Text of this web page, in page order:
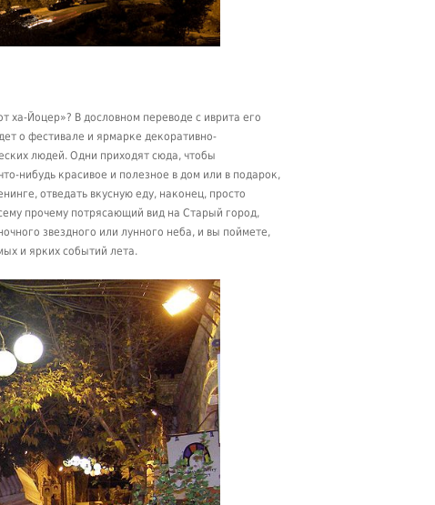
ха-Йоцер»? В дословном переводе с иврита его
о фестивале и ярмарке декоративно-
людей. Одни приходят сюда, чтобы
нибудь красивое и полезное в дом или в подарок,
отведать вкусную еду, наконец, просто
прочему потрясающий вид на Старый город,
звездного или лунного неба, и вы поймете,
и ярких событий лета.